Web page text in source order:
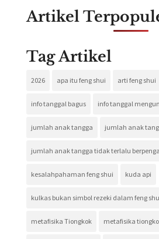
Artikel
Tag Artikel
2026 apa itu feng shui arti feng shui
info tanggal bagus info tanggal
jumlah anak tangga jumlah anak
jumlah anak tangga tidak terlalu
kesalahpahaman feng shui kuda api
kulkas bukan simbol rezeki dalam feng
metafisika Tiongkok metafisika